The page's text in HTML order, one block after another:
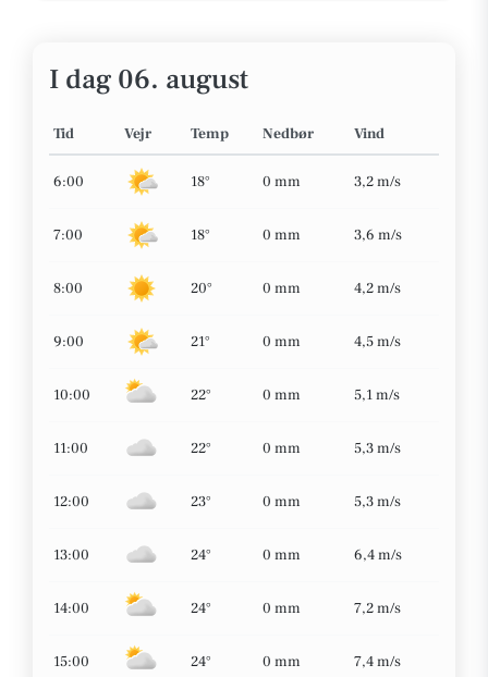
I dag 06. august
Tid Vejr Temp Nedbør Vind
6:00 18° 0 mm 3,2 m/s
7:00 18° 0 mm 3,6 m/s
8:00 20° 0 mm 4,2 m/s
9:00 21° 0 mm 4,5 m/s
10:00 22° 0 mm 5,1 m/s
11:00 22° 0 mm 5,3 m/s
12:00 23° 0 mm 5,3 m/s
13:00 24° 0 mm 6,4 m/s
14:00 24° 0 mm 7,2 m/s
15:00 24° 0 mm 7,4 m/s